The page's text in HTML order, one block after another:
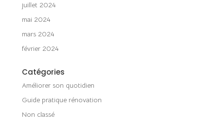
juillet 2024
mai 2024
mars 2024
février 2024
Catégories
Améliorer son quotidien
Guide pratique rénovation
Non classé